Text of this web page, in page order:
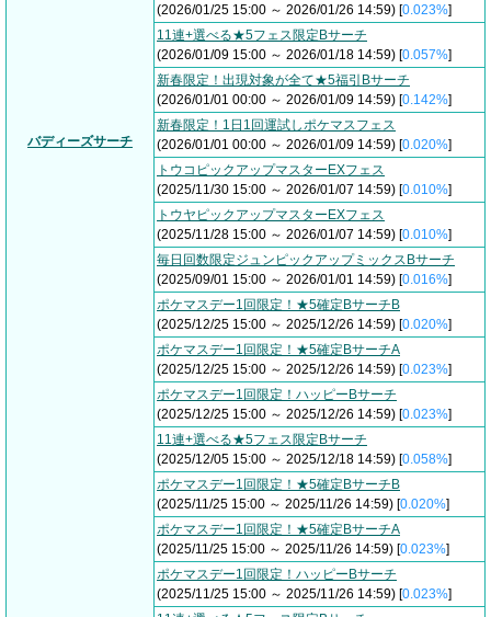
バディーズサーチ
(2026/01/25 15:00 ～ 2026/01/26 14:59) [0.023%]
11連+選べる★5フェス限定Bサーチ
(2026/01/09 15:00 ～ 2026/01/18 14:59) [0.057%]
新春限定！出現対象が全て★5福引Bサーチ
(2026/01/01 00:00 ～ 2026/01/09 14:59) [0.142%]
新春限定！1日1回運試しポケマスフェス
(2026/01/01 00:00 ～ 2026/01/09 14:59) [0.020%]
トウコピックアップマスターEXフェス
(2025/11/30 15:00 ～ 2026/01/07 14:59) [0.010%]
トウヤピックアップマスターEXフェス
(2025/11/28 15:00 ～ 2026/01/07 14:59) [0.010%]
毎日回数限定ジュンピックアップミックスBサーチ
(2025/09/01 15:00 ～ 2026/01/01 14:59) [0.016%]
ポケマスデー1回限定！★5確定BサーチB
(2025/12/25 15:00 ～ 2025/12/26 14:59) [0.020%]
ポケマスデー1回限定！★5確定BサーチA
(2025/12/25 15:00 ～ 2025/12/26 14:59) [0.023%]
ポケマスデー1回限定！ハッピーBサーチ
(2025/12/25 15:00 ～ 2025/12/26 14:59) [0.023%]
11連+選べる★5フェス限定Bサーチ
(2025/12/05 15:00 ～ 2025/12/18 14:59) [0.058%]
ポケマスデー1回限定！★5確定BサーチB
(2025/11/25 15:00 ～ 2025/11/26 14:59) [0.020%]
ポケマスデー1回限定！★5確定BサーチA
(2025/11/25 15:00 ～ 2025/11/26 14:59) [0.023%]
ポケマスデー1回限定！ハッピーBサーチ
(2025/11/25 15:00 ～ 2025/11/26 14:59) [0.023%]